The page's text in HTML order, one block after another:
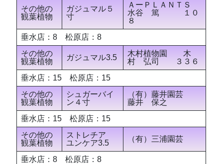
その他の
観葉植物
ガジュマル５
寸
ＡーＰＬＡＮＴＳ
水谷 篤 １０
８
垂水店：8 松原店：8
その他の
観葉植物
ガジュマル3.5
木村植物園 木
村 弘司 ３３６
垂水店：15 松原店：15
その他の
観葉植物
シュガーバイ
ン４寸
（有）藤井園芸
藤井 保之
垂水店：15 松原店：15
その他の
観葉植物
ストレチア
ユンケア3.5
（有）三浦園芸
垂水店：8 松原店：8